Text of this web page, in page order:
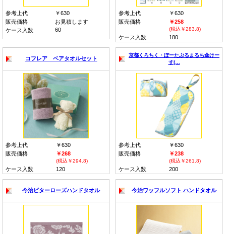
参考上代
￥630
販売価格
お見積します
ケース入数
60
参考上代
￥630
販売価格
￥258
(税込￥283.8)
ケース入数 180
コフレア ベアタオルセット
参考上代
￥630
販売価格
￥268
(税込￥294.8)
ケース入数 120
京都くろちく・ぽーたぶるまるち傘けー
す(…
参考上代
￥630
販売価格
￥238
(税込￥261.8)
ケース入数 200
今治ビターローズハンドタオル 今治ワッフルソフト ハンドタオル